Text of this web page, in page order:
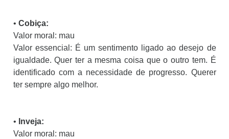
• Cobiça:
Valor moral: mau
Valor essencial: É um sentimento ligado ao desejo de
igualdade. Quer ter a mesma coisa que o outro tem. É
identificado com a necessidade de progresso. Querer
ter sempre algo melhor.
• Inveja:
Valor moral: mau